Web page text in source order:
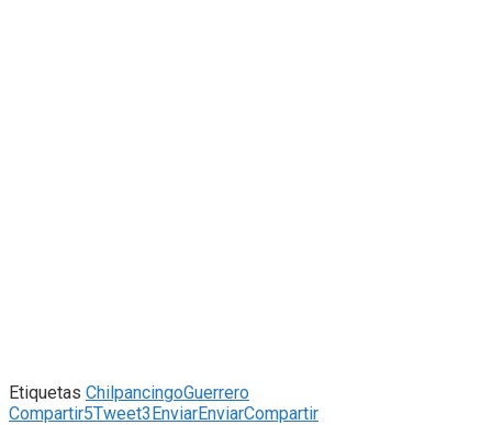
Etiquetas ChilpancingoGuerrero
Compartir5Tweet3EnviarEnviarCompartir